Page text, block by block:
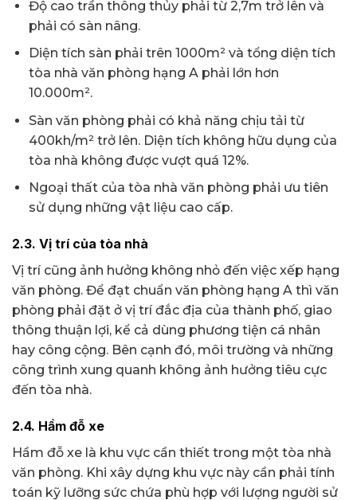
Độ cao trần thông thủy phải từ 2,7m trở lên và
phải có sàn nâng.
Diện tích sàn phải trên 1000m² và tổng diện tích
tòa nhà văn phòng hạng A phải lớn hơn
10.000m².
Sàn văn phòng phải có khả năng chịu tải từ
400kh/m² trở lên. Diện tích không hữu dụng của
tòa nhà không được vượt quá 12%.
Ngoại thất của tòa nhà văn phòng phải ưu tiên
sử dụng những vật liệu cao cấp.
2.3. Vị trí của tòa nhà
Vị trí cũng ảnh hưởng không nhỏ đến việc xếp hạng
văn phòng. Để đạt chuẩn văn phòng hạng A thì văn
phòng phải đặt ở vị trí đắc địa của thành phố, giao
thông thuận lợi, kể cả dùng phương tiện cá nhân
hay công cộng. Bên cạnh đó, môi trường và những
công trình xung quanh không ảnh hưởng tiêu cực
đến tòa nhà.
2.4. Hầm đỗ xe
Hầm đỗ xe là khu vực cần thiết trong một tòa nhà
văn phòng. Khi xây dựng khu vực này cần phải tính
toán kỹ lưỡng sức chứa phù hợp với lượng người sử